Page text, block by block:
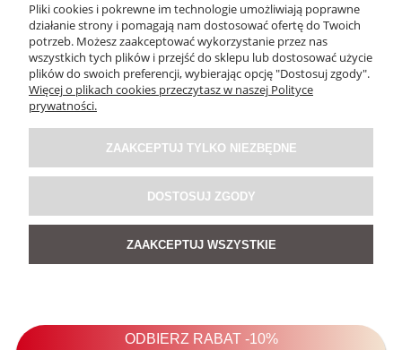
Bluzka Katies Taupe
139,00 zł
DO KOSZYKA
Pliki cookies i pokrewne im technologie umożliwiają poprawne
działanie strony i pomagają nam dostosować ofertę do Twoich
potrzeb. Możesz zaakceptować wykorzystanie przez nas
wszystkich tych plików i przejść do sklepu lub dostosować użycie
plików do swoich preferencji, wybierając opcję "Dostosuj zgody".
Więcej o plikach cookies przeczytasz w naszej Polityce
prywatności.
ZAAKCEPTUJ TYLKO NIEZBĘDNE
DOSTOSUJ ZGODY
ZAAKCEPTUJ WSZYSTKIE